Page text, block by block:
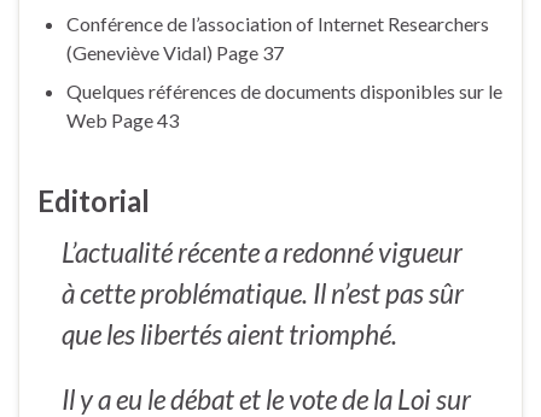
Conférence de l’association of Internet Researchers
(Geneviève Vidal) Page 37
Quelques références de documents disponibles sur le
Web Page 43
Editorial
L’actualité récente a redonné vigueur
à cette problématique. Il n’est pas sûr
que les libertés aient triomphé.
Il y a eu le débat et le vote de la Loi sur